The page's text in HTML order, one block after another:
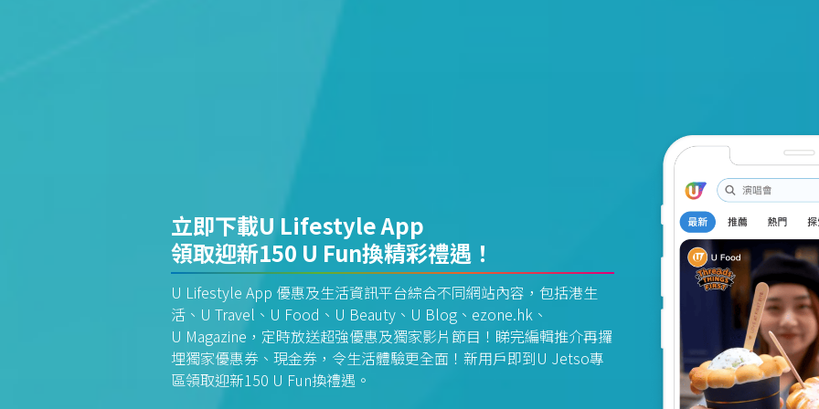
立即下載U Lifestyle App
領取迎新150 U Fun換精彩禮遇！
U Lifestyle App 優惠及生活資訊平台綜合不同網站內容，包括港生
活、U Travel、U Food、U Beauty、U Blog、ezone.hk、
U Magazine，定時放送超強優惠及獨家影片節目！睇完編輯推介再攞
埋獨家優惠券、現金券，令生活體驗更全面！新用戶即到U Jetso專
區領取迎新150 U Fun換禮遇。